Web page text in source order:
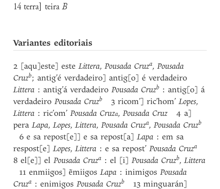
14 terra] teiraB
Variantes editoriais
2 [aqu]este] esteLittera,Pousada Cruza,Pousada
Cruzb; antig’é verdadeiro] antig[o] é verdadeiro
Littera : antig’á verdadeiroPousada Cruzb : antig[o] á
verdadeiroPousada Cruzb 3 ricom’] ric’hom’Lopes,
Littera : ric’om’Pousada Cruza,Pousada Cruz 4 a]
peraLapa,Lopes,Littera,Pousada Cruza,Pousada Cruzb
6 e sa repost[e]] e sa repost[a]Lapa : em sa
respost[e]Lopes,Littera : e sa repost’Pousada Cruza
8 el[e]] elPousada Cruza : el [i]Pousada Cruzb,Littera
11 enmiigos] ẽmiigosLapa : inimigosPousada
Cruza : enimigosPousada Cruzb
13 minguarán]